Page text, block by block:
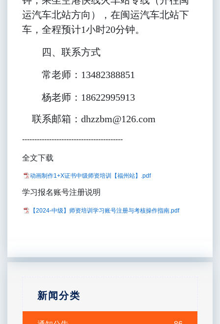
运汽车北站方向），在闽运汽车北站下
车，全程预计1小时20分钟。
四、联系方式
常老师：13482388851
杨老师：18622995913
联系邮箱：dhzzbm@126.com
-----------------------------------------
全文下载
动画制作1+X证书中级师资培训【福州站】.pdf
学习报名账号注册说明
【2024-中级】师资培训学习账号注册与考核操作指南.pdf
新闻分类